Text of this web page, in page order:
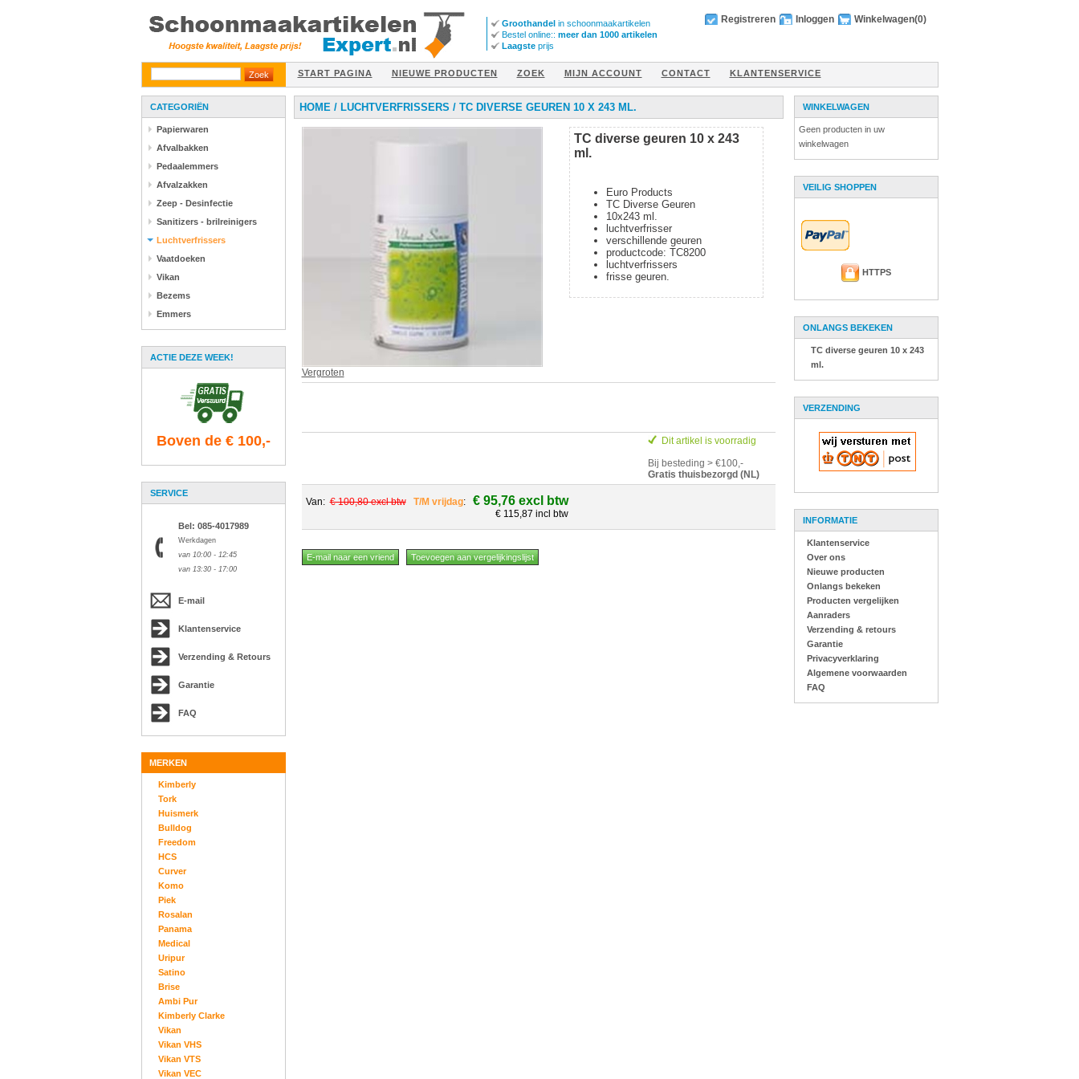
Groothandel in schoonmaakartikelen
Bestel online:: meer dan 1000 artikelen
Laagste prijs
Registreren Inloggen Winkelwagen(0)
START PAGINA NIEUWE PRODUCTEN ZOEK MIJN ACCOUNT CONTACT KLANTENSERVICE
CATEGORIËN
Papierwaren
Afvalbakken
Pedaalemmers
Afvalzakken
Zeep - Desinfectie
Sanitizers - brilreinigers
Luchtverfrissers
Vaatdoeken
Vikan
Bezems
Emmers
ACTIE DEZE WEEK!
Boven de € 100,-
SERVICE
Bel: 085-4017989
Werkdagen
van 10:00 - 12:45
van 13:30 - 17:00
E-mail
Klantenservice
Verzending & Retours
Garantie
FAQ
MERKEN
Kimberly
Tork
Huismerk
Bulldog
Freedom
HCS
Curver
Komo
Piek
Rosalan
Panama
Medical
Uripur
Satino
Brise
Ambi Pur
Kimberly Clarke
Vikan
Vikan VHS
Vikan VTS
Vikan VEC
HOME/ LUCHTVERFRISSERS / TC DIVERSE GEUREN 10 X 243 ML.
Vergroten
TC diverse geuren 10 x 243
ml.
Euro Products
TC Diverse Geuren
10x243 ml.
luchtverfrisser
verschillende geuren
productcode: TC8200
luchtverfrissers
frisse geuren.
Dit artikel is voorradig
Bij besteding > €100,-
Gratis thuisbezorgd (NL)
Van:€ 100,80 excl btw T/M vrijdag: € 95,76 excl btw
€ 115,87 incl btw
WINKELWAGEN
Geen producten in uw
winkelwagen
VEILIG SHOPPEN
HTTPS
ONLANGS BEKEKEN
TC diverse geuren 10 x 243
ml.
VERZENDING
INFORMATIE
Klantenservice
Over ons
Nieuwe producten
Onlangs bekeken
Producten vergelijken
Aanraders
Verzending & retours
Garantie
Privacyverklaring
Algemene voorwaarden
FAQ